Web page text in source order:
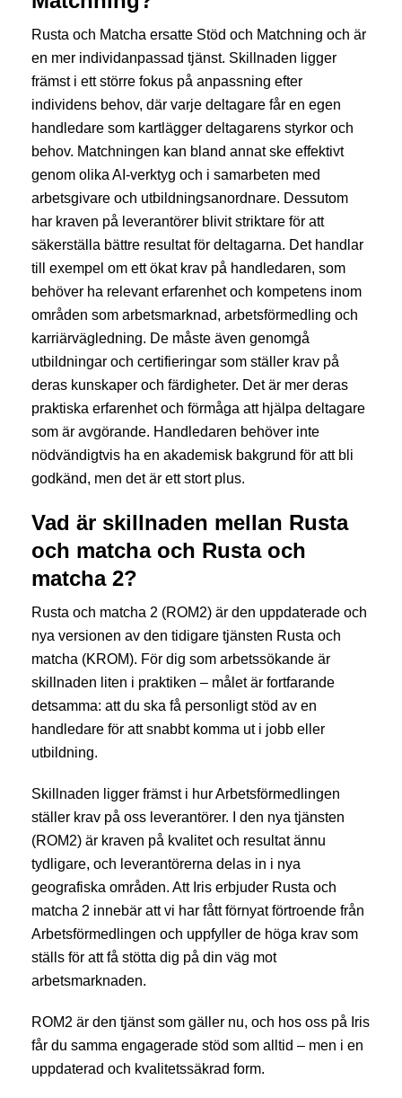
Rusta och Matcha ersatte Stöd och Matchning och är
en mer individanpassad tjänst. Skillnaden ligger
främst i ett större fokus på anpassning efter
individens behov, där varje deltagare får en egen
handledare som kartlägger deltagarens styrkor och
behov. Matchningen kan bland annat ske effektivt
genom olika AI-verktyg och i samarbeten med
arbetsgivare och utbildningsanordnare. Dessutom
har kraven på leverantörer blivit striktare för att
säkerställa bättre resultat för deltagarna. Det handlar
till exempel om ett ökat krav på handledaren, som
behöver ha relevant erfarenhet och kompetens inom
områden som arbetsmarknad, arbetsförmedling och
karriärvägledning. De måste även genomgå
utbildningar och certifieringar som ställer krav på
deras kunskaper och färdigheter. Det är mer deras
praktiska erfarenhet och förmåga att hjälpa deltagare
som är avgörande. Handledaren behöver inte
nödvändigtvis ha en akademisk bakgrund för att bli
godkänd, men det är ett stort plus.
Vad är skillnaden mellan Rusta
och matcha och Rusta och
matcha 2?
Rusta och matcha 2 (ROM2) är den uppdaterade och
nya versionen av den tidigare tjänsten Rusta och
matcha (KROM). För dig som arbetssökande är
skillnaden liten i praktiken – målet är fortfarande
detsamma: att du ska få personligt stöd av en
handledare för att snabbt komma ut i jobb eller
utbildning.
Skillnaden ligger främst i hur Arbetsförmedlingen
ställer krav på oss leverantörer. I den nya tjänsten
(ROM2) är kraven på kvalitet och resultat ännu
tydligare, och leverantörerna delas in i nya
geografiska områden. Att Iris erbjuder Rusta och
matcha 2 innebär att vi har fått förnyat förtroende från
Arbetsförmedlingen och uppfyller de höga krav som
ställs för att få stötta dig på din väg mot
arbetsmarknaden.
ROM2 är den tjänst som gäller nu, och hos oss på Iris
får du samma engagerade stöd som alltid – men i en
uppdaterad och kvalitetssäkrad form.